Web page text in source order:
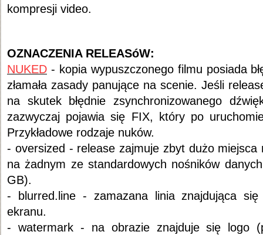
kompresji video.
OZNACZENIA RELEASóW:
NUKED - kopia wypuszczonego filmu posiada
złamała zasady panujące na scenie. Jeśli
na skutek błędnie zsynchronizowanego
zazwyczaj pojawia się FIX, który po
Przykładowe rodzaje nuków.
- oversized - release zajmuje zbyt dużo
na żadnym ze standardowych nośników
GB).
- blurred.line - zamazana linia znajdująca się
ekranu.
- watermark - na obrazie znajduje się logo